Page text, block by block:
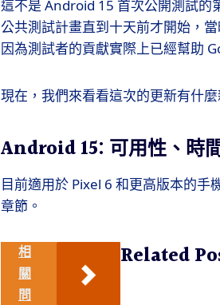
這不是 Android 15 首次公開測試的
公共測試計畫直到十天前才開始，
因為測試者的貢獻實際上已經幫助
現在，我們來看看這次的更新有什
Android 15: 可用性、時
目前適用於 Pixel 6 和更高版本的
章節。
相
關
問
Related